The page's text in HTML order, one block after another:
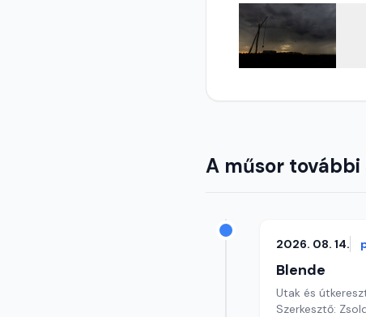
A műsor további
2026. 08. 14.
Blende
Utak és
Szerkesztő: